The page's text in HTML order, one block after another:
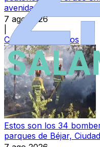
avenida de los
7 ago 2026
Categoría:
Sucesos
Estos son los 34
parques de Béjar,